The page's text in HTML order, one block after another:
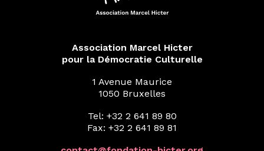
Association Marcel Hicter
pour la Démocratie Culturelle
1 Avenue Maurice
1050 Bruxelles
Tel: +32 2 641 89 80
Fax: +32 2 641 89 81